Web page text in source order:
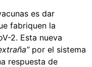
es dar
fabriquen la
2. Esta nueva
por el sistema
respuesta de